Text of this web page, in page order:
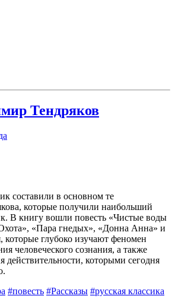
Тендряков
составили в основном те
которые получили наибольший
В книгу вошли повесть «Чистые воды
«Пара гнедых», «Донна Анна» и
которые глубоко изучают феномен
человеческого сознания, а также
действительности, которыми сегодня
#повесть #Рассказы #русская классика